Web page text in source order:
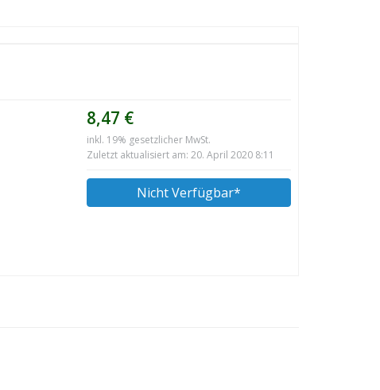
8,47 €
inkl. 19% gesetzlicher MwSt.
Zuletzt aktualisiert am: 20. April 2020 8:11
Nicht Verfügbar*